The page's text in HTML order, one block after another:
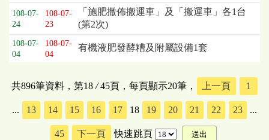
108-07-
24
108-07-
23
「施肥撒佈搬運車」及「搬運車」各1台
(第2次)
108-07-
04
108-07-
04
有機液肥發酵糟及附屬設備1套
共896筆資料，第18/45頁，每頁顯示20筆， 上一頁 1
... 13 14 15 16 17 18 19 20 21 22 23 ...
45 下一頁 快速跳頁